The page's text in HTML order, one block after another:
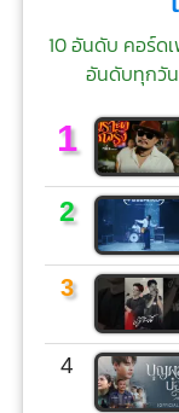
10 อันดับ คอร์ด
อันดับทุกวั
1
2
3
4